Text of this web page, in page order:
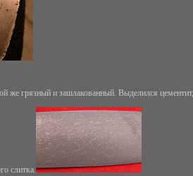
же грязный и зашлакованный. Выделился
слитка.